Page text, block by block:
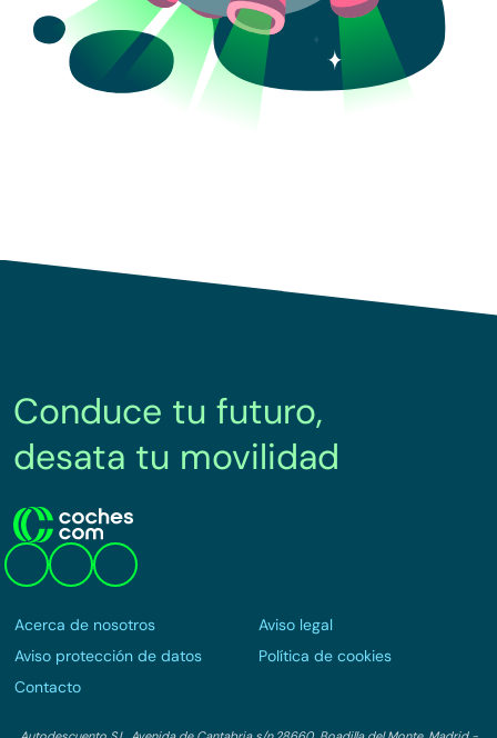
Conduce tu futuro,
desata tu movilidad
Acerca de nosotros
Aviso legal
Aviso protección de datos
Política de cookies
Contacto